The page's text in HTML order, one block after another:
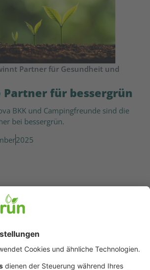
Partner für Gesundheit und
Partner für bessergrün
BKK und Campingfreunde sind die
bei bessergrün.
2025